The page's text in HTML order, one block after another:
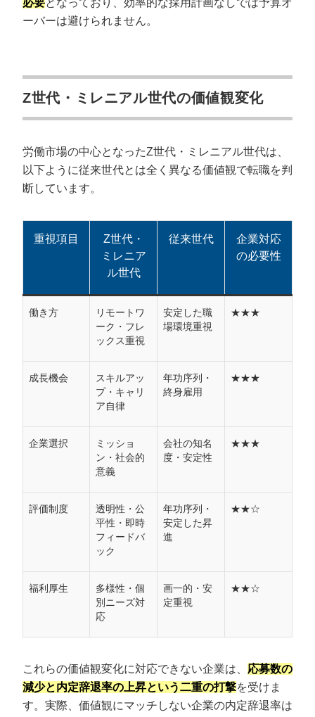
必要となっており、効率的な採用計画なしでは予算オ
ーバーは避けられません。
Z世代・ミレニアル世代の価値観変化
労働市場の中心となったZ世代・ミレニアル世代は、
以下ように従来世代とは全く異なる価値観で転職を判
断しています。
重視項目
Z世代・
ミレニア
ル世代
従来世代
企業対応
の必要性
働き方
リモートワ
ーク・フレ
ックス重視
安定した職
場環境重視
★★★
成長機会
スキルアッ
プ・キャリ
ア自律
年功序列・
終身雇用
★★★
企業選択
ミッショ
ン・社会的
意義
会社の知名
度・安定性
★★★
評価制度
透明性・公
平性・即時
フィードバ
ック
年功序列・
安定した昇
進
★★☆
福利厚生
多様性・個
別ニーズ対
応
画一的・安
定重視
★★☆
これらの価値観変化に対応できない企業は、 応募数の
減少と内定辞退率の上昇という二重の打撃を受けま
す。実際、価値観にマッチしない企業の内定辞退率は